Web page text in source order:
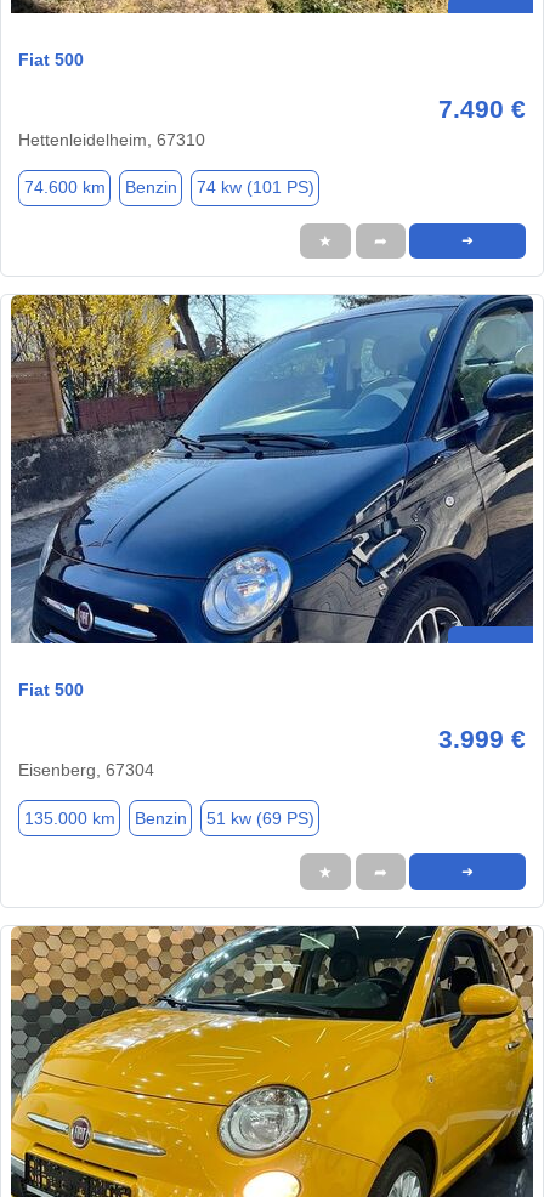
Fiat 500
7.490 €
Hettenleidelheim, 67310
74.600 km Benzin 74 kw (101 PS)
★ ➦ ➜
Fiat 500
3.999 €
Eisenberg, 67304
135.000 km Benzin 51 kw (69 PS)
★ ➦ ➜